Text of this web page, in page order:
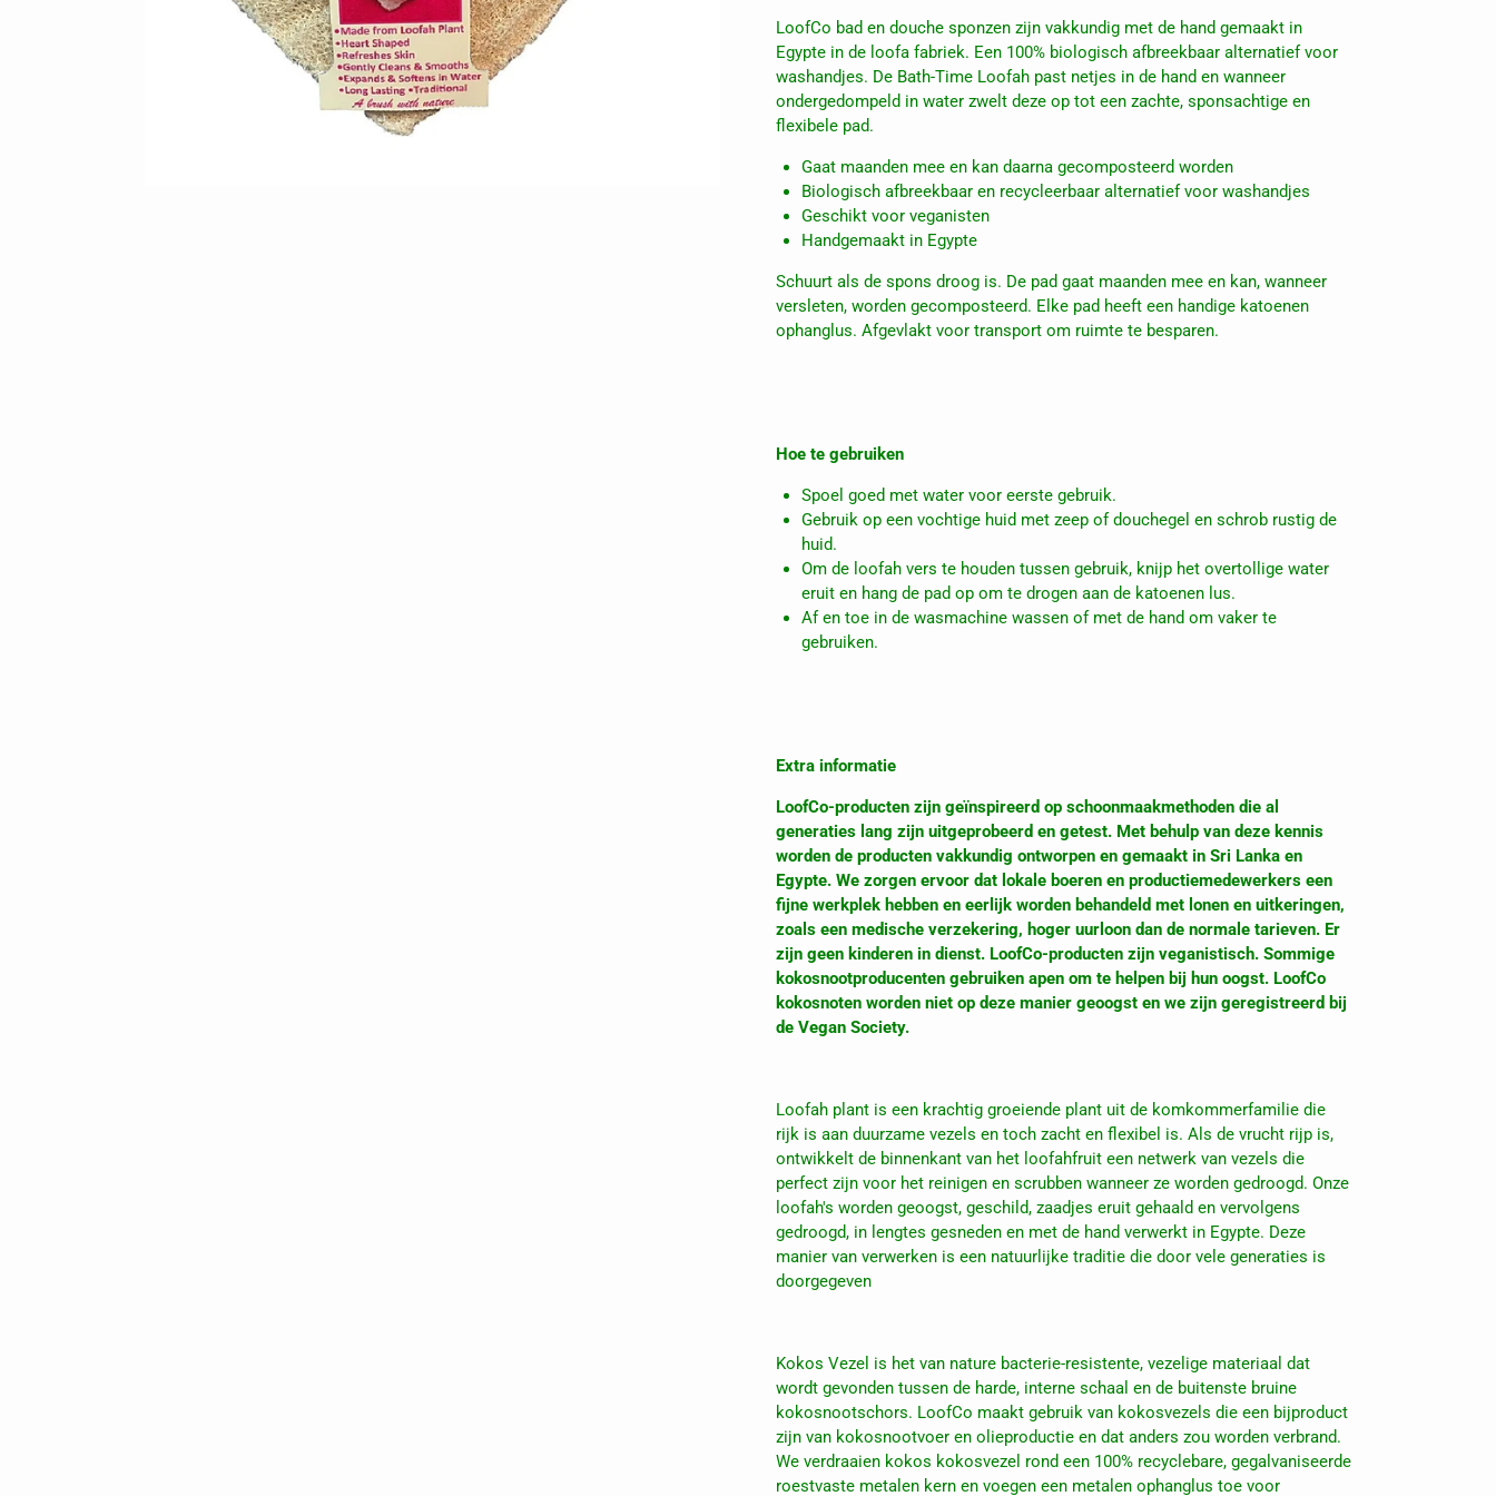
LoofCo bad en douche sponzen zijn vakkundig met de hand gemaakt in
Egypte in de loofa fabriek. Een 100% biologisch afbreekbaar alternatief voor
washandjes. De Bath-Time Loofah past netjes in de hand en wanneer
ondergedompeld in water zwelt deze op tot een zachte, sponsachtige en
flexibele pad.
Gaat maanden mee en kan daarna gecomposteerd worden
Biologisch afbreekbaar en recycleerbaar alternatief voor washandjes
Geschikt voor veganisten
Handgemaakt in Egypte
Schuurt als de spons droog is. De pad gaat maanden mee en kan, wanneer
versleten, worden gecomposteerd. Elke pad heeft een handige katoenen
ophanglus. Afgevlakt voor transport om ruimte te besparen.
Hoe te gebruiken
Spoel goed met water voor eerste gebruik.
Gebruik op een vochtige huid met zeep of douchegel en schrob rustig de
huid.
Om de loofah vers te houden tussen gebruik, knijp het overtollige water
eruit en hang de pad op om te drogen aan de katoenen lus.
Af en toe in de wasmachine wassen of met de hand om vaker te
gebruiken.
Extra informatie
LoofCo-producten zijn geïnspireerd op schoonmaakmethoden die al
generaties lang zijn uitgeprobeerd en getest. Met behulp van deze kennis
worden de producten vakkundig ontworpen en gemaakt in Sri Lanka en
Egypte. We zorgen ervoor dat lokale boeren en productiemedewerkers een
fijne werkplek hebben en eerlijk worden behandeld met lonen en uitkeringen,
zoals een medische verzekering, hoger uurloon dan de normale tarieven. Er
zijn geen kinderen in dienst. LoofCo-producten zijn veganistisch. Sommige
kokosnootproducenten gebruiken apen om te helpen bij hun oogst. LoofCo
kokosnoten worden niet op deze manier geoogst en we zijn geregistreerd bij
de Vegan Society.
Loofah plant is een krachtig groeiende plant uit de komkommerfamilie die
rijk is aan duurzame vezels en toch zacht en flexibel is. Als de vrucht rijp is,
ontwikkelt de binnenkant van het loofahfruit een netwerk van vezels die
perfect zijn voor het reinigen en scrubben wanneer ze worden gedroogd. Onze
loofah's worden geoogst, geschild, zaadjes eruit gehaald en vervolgens
gedroogd, in lengtes gesneden en met de hand verwerkt in Egypte. Deze
manier van verwerken is een natuurlijke traditie die door vele generaties is
doorgegeven
Kokos Vezel is het van nature bacterie-resistente, vezelige materiaal dat
wordt gevonden tussen de harde, interne schaal en de buitenste bruine
kokosnootschors. LoofCo maakt gebruik van kokosvezels die een bijproduct
zijn van kokosnootvoer en olieproductie en dat anders zou worden verbrand.
We verdraaien kokos kokosvezel rond een 100% recyclebare, gegalvaniseerde
roestvaste metalen kern en voegen een metalen ophanglus toe voor